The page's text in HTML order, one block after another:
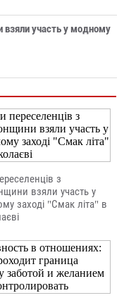
взяли участь у модному
з
взяли участь у
заході "Смак літа" в